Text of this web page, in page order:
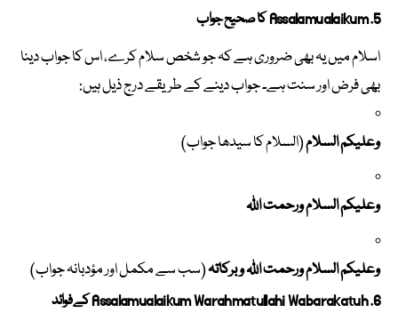
5. Assalamualaikum کا صحیح جواب
اسلام میں یہ بھی ضروری ہے کہ جو شخص سلام کرے، اس کا جواب دینا
بھی فرض اور سنت ہے۔ جواب دینے کے طریقے درج ذیل ہیں:
وعلیکم السلام(السلام کا سیدھا جواب)
وعلیکم السلام ورحمت اللہ
وعلیکم السلام ورحمت اللہ وبرکاتہ(سب سے مکمل اور مؤدبانہ جواب)
6. Assalamualaikum Warahmatullahi Wabarakatuh کے فوائد